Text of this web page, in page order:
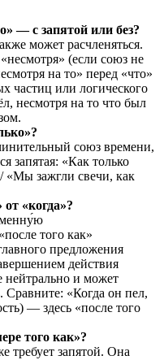
— с запятой или без?
может расчленяться.
(если союз не
на то» перед «что»
частиц или логического
несмотря на то что был
союз времени,
запятая: «Как только
«Мы зажгли свечи, как
«когда»?
того как»
предложения
действия
нейтрально и может
Сравните: «Когда он пел,
— здесь «после того
того как»?
требует запятой. Она